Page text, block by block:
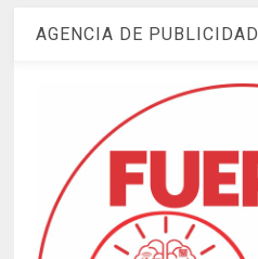
AGENCIA DE PUBLICIDAD